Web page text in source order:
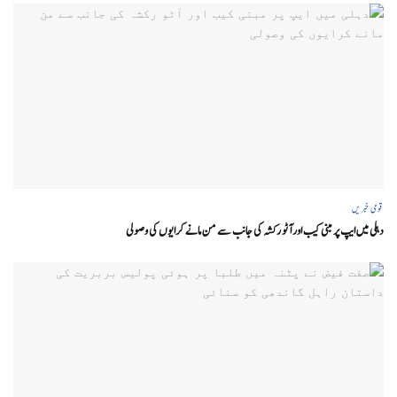
قومی خبریں
دہلی میں ایپ پر مبنی کیب اور آٹو رکشہ کی جانب سے من مانے کرایوں کی وصولی